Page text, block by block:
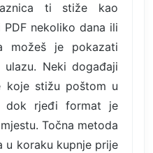
ti stiže kao
nekoliko dana ili
možeš je pokazati
Neki događaji
koje stižu poštom u
dok rjeđi format je
Točna metoda
koraku kupnje prije